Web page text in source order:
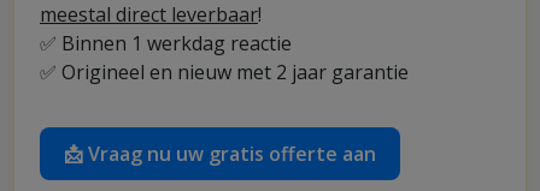
meestal direct leverbaar!
✅ Binnen 1 werkdag reactie
✅ Origineel en nieuw met 2 jaar garantie
📩 Vraag nu uw gratis offerte aan